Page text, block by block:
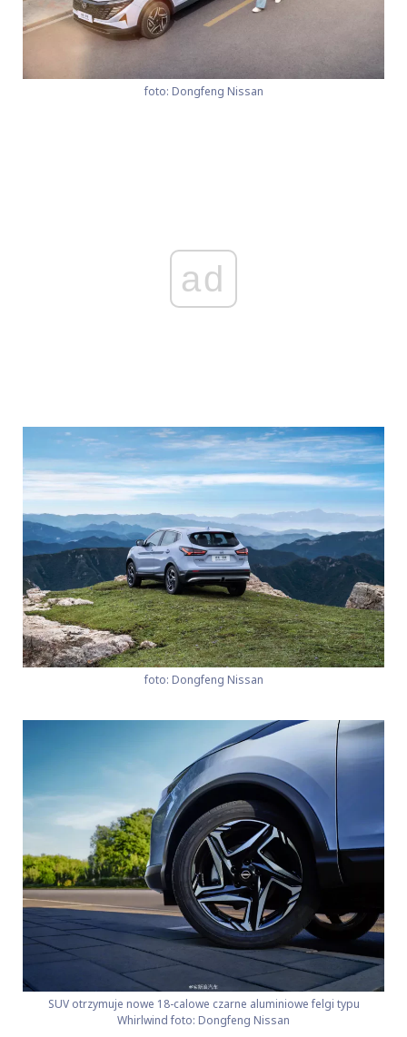
foto: Dongfeng Nissan
ad
foto: Dongfeng Nissan
SUV otrzymuje nowe 18-calowe czarne aluminiowe felgi typu
Whirlwind foto: Dongfeng Nissan